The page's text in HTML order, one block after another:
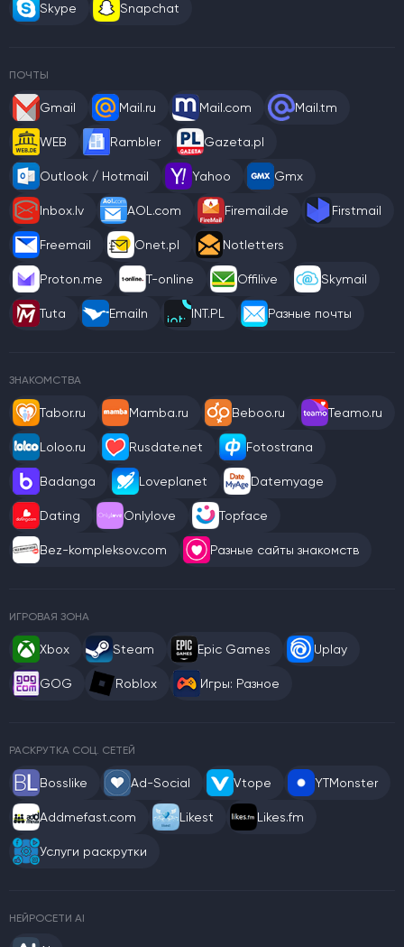
Skype Snapchat
ПОЧТЫ
Gmail Mail.ru Mail.com Mail.tm
WEB Rambler Gazeta.pl
Outlook / Hotmail Yahoo Gmx
Inbox.lv AOL.com Firemail.de Firstmail
Freemail Onet.pl Notletters
Proton.me T-online Offilive Skymail
Tuta Emailn INT.PL Разные почты
ЗНАКОМСТВА
Tabor.ru Mamba.ru Beboo.ru Teamo.ru
Loloo.ru Rusdate.net Fotostrana
Badanga Loveplanet Datemyage
Dating Onlylove Topface
Bez-kompleksov.com Разные сайты знакомств
ИГРОВАЯ ЗОНА
Xbox Steam Epic Games Uplay
GOG Roblox Игры: Разное
РАСКРУТКА СОЦ. СЕТЕЙ
Bosslike Ad-Social Vtope YTMonster
Addmefast.com Likest Likes.fm
Услуги раскрутки
НЕЙРОСЕТИ AI